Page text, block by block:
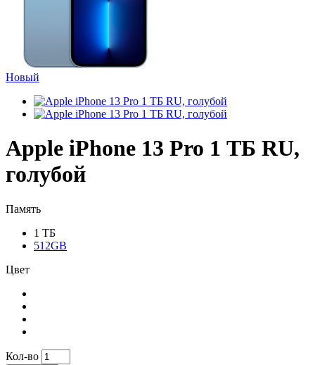
Новый
Apple iPhone 13 Pro 1 ТБ RU,
голубой
Память
1 ТБ
512GB
Цвет
Кол-во